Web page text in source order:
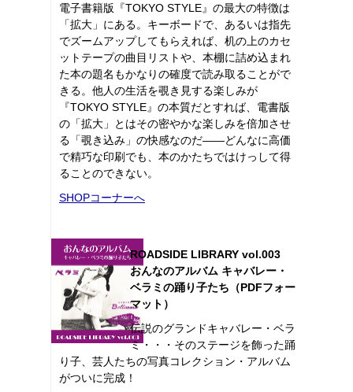
電子書籍版『TOKYO STYLE』の最大の特徴は
「拡大」にある。キーボードで、あるいは指先
でズームアップしてもらえれば、机の上のカセ
ットテープの曲目リストや、本棚に詰め込まれ
た本の題名もかなりの確度で読み取ることがで
きる。他人の生活を覗き見する楽しみが
『TOKYO STYLE』の本質だとすれば、電書版
の「拡大」とはその密やかな楽しみを倍加させ
る「覗き込み」の快感なのだ――どんなに高価
で精巧な印刷でも、本のかたちではけっして得
ることのできない。
SHOPコーナーへ
ROADSIDE LIBRARY vol.003
おんなのアルバム キャバレー・
ベラミの踊り子たち（PDFフォー
マット）
伝説のグランドキャバレー・ベラ
ミ・・・そのステージを飾った踊
り子、芸人たちの写真コレクション・アルバム
がついに完成！